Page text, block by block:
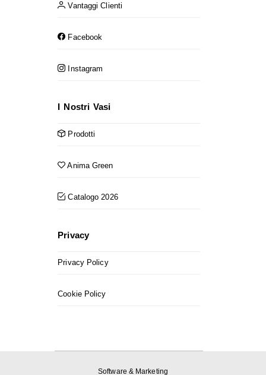
Vantaggi Clienti
Facebook
Instagram
I Nostri Vasi
Prodotti
Anima Green
Catalogo 2026
Privacy
Privacy Policy
Cookie Policy
Software & Marketing